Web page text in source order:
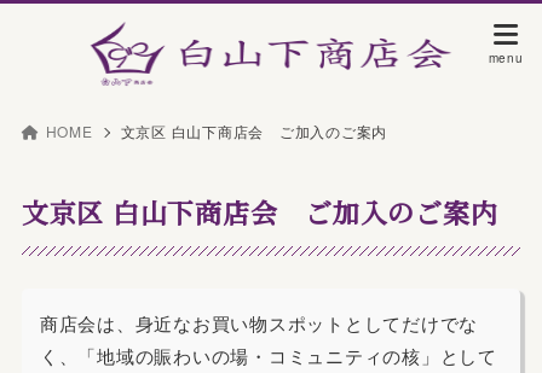
HOME 文京区 白山下商店会 ご加入のご案内
文京区 白山下商店会 ご加入のご案内
商店会は、身近なお買い物スポットとしてだけでな
く、「地域の賑わいの場・コミュニティの核」として